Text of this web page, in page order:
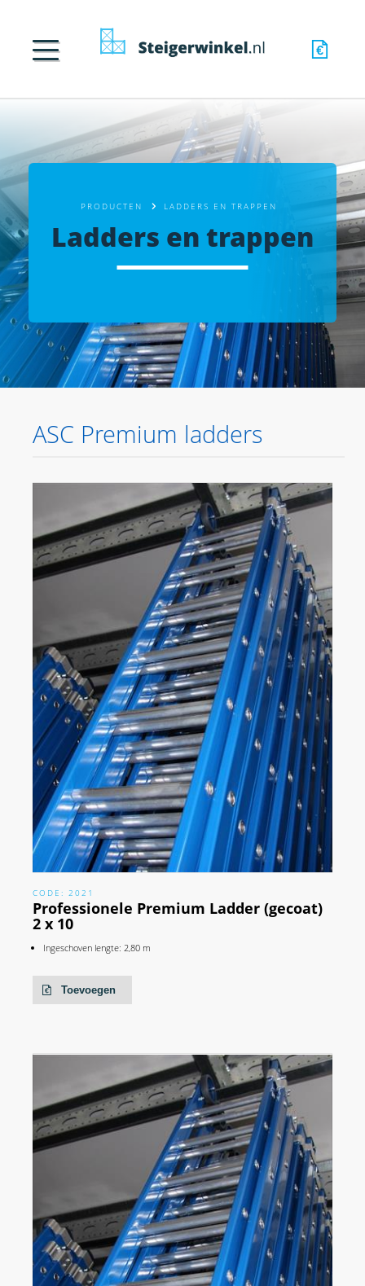
PRODUCTEN LADDERS EN TRAPPEN
Ladders en trappen
ASC Premium ladders
CODE: 2021
Professionele Premium Ladder (gecoat)
2 x 10
Ingeschoven lengte: 2,80 m
Toevoegen